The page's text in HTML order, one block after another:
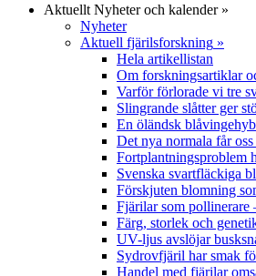
Aktuellt Nyheter och kalender»
Nyheter
Aktuell fjärilsforskning »
Hela artikellistan
Om forskningsartiklar
Varför förlorade vi tre
Slingrande slåtter ger
En öländsk
Det nya normala får
Fortplantningsproblem
Svenska svartfläckiga
Förskjuten blomning
Fjärilar som pollinerare
Färg, storlek och
UV-ljus avslöjar
Sydrovfjäril har smak
Handel med fjärilar